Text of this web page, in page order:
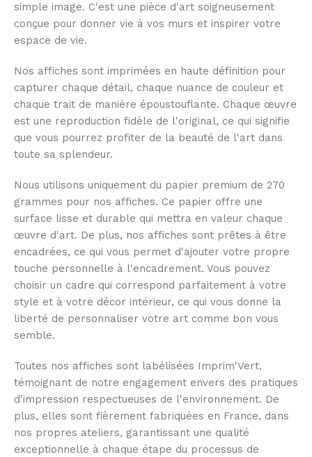
simple image. C'est une pièce d'art soigneusement
conçue pour donner vie à vos murs et inspirer votre
espace de vie.
Nos affiches sont imprimées en haute définition pour
capturer chaque détail, chaque nuance de couleur et
chaque trait de manière époustouflante. Chaque œuvre
est une reproduction fidèle de l'original, ce qui signifie
que vous pourrez profiter de la beauté de l'art dans
toute sa splendeur.
Nous utilisons uniquement du papier premium de 270
grammes pour nos affiches. Ce papier offre une
surface lisse et durable qui mettra en valeur chaque
œuvre d'art. De plus, nos affiches sont prêtes à être
encadrées, ce qui vous permet d'ajouter votre propre
touche personnelle à l'encadrement. Vous pouvez
choisir un cadre qui correspond parfaitement à votre
style et à votre décor intérieur, ce qui vous donne la
liberté de personnaliser votre art comme bon vous
semble.
Toutes nos affiches sont labélisées Imprim'Vert,
témoignant de notre engagement envers des pratiques
d'impression respectueuses de l'environnement. De
plus, elles sont fièrement fabriquées en France, dans
nos propres ateliers, garantissant une qualité
exceptionnelle à chaque étape du processus de